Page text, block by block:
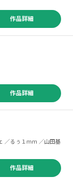
作品詳細
作品詳細
sepyu ／ｎｉｃｏ ／はこやむこた ／メェ ／るぅ１ｍｍ ／山田基
作品詳細